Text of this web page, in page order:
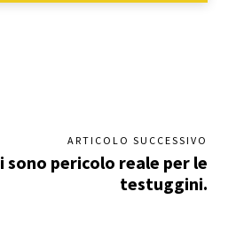
ARTICOLO SUCCESSIVO
pericolo reale per le
testuggini.